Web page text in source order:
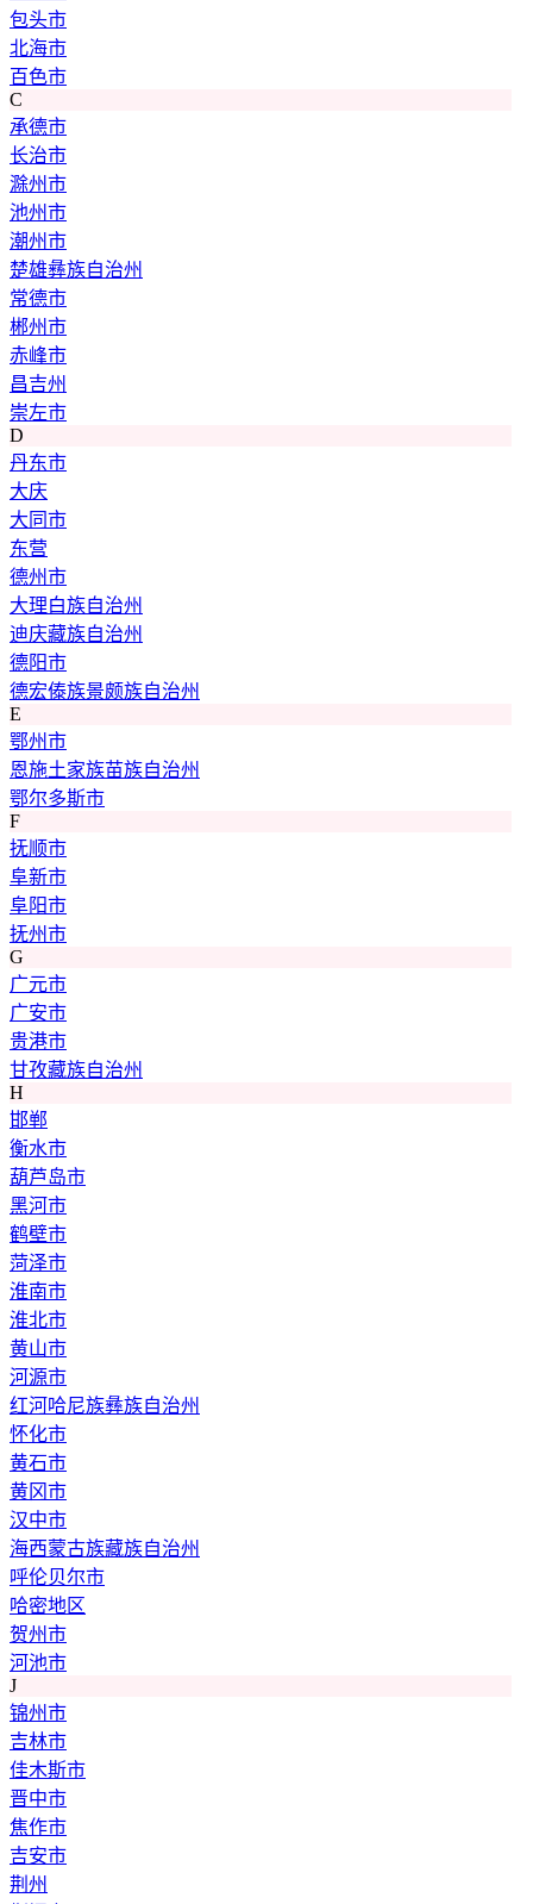
包头市
北海市
百色市
C
承德市
长治市
滁州市
池州市
潮州市
楚雄彝族自治州
常德市
郴州市
赤峰市
昌吉州
崇左市
D
丹东市
大庆
大同市
东营
德州市
大理白族自治州
迪庆藏族自治州
德阳市
德宏傣族景颇族自治州
E
鄂州市
恩施土家族苗族自治州
鄂尔多斯市
F
抚顺市
阜新市
阜阳市
抚州市
G
广元市
广安市
贵港市
甘孜藏族自治州
H
邯郸
衡水市
葫芦岛市
黑河市
鹤壁市
菏泽市
淮南市
淮北市
黄山市
河源市
红河哈尼族彝族自治州
怀化市
黄石市
黄冈市
汉中市
海西蒙古族藏族自治州
呼伦贝尔市
哈密地区
贺州市
河池市
J
锦州市
吉林市
佳木斯市
晋中市
焦作市
吉安市
荆州